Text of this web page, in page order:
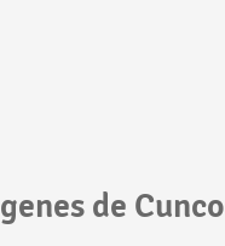
de Cunco